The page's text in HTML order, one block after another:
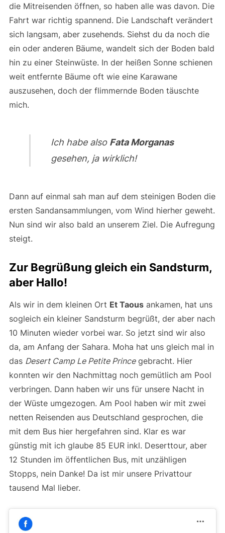
die Mitreisenden öffnen, so haben alle was davon. Die
Fahrt war richtig spannend. Die Landschaft verändert
sich langsam, aber zusehends. Siehst du da noch die
ein oder anderen Bäume, wandelt sich der Boden bald
hin zu einer Steinwüste. In der heißen Sonne schienen
weit entfernte Bäume oft wie eine Karawane
auszusehen, doch der flimmernde Boden täuschte
mich.
Ich habe also Fata Morganas
gesehen, ja wirklich!
Dann auf einmal sah man auf dem steinigen Boden die
ersten Sandansammlungen, vom Wind hierher geweht.
Nun sind wir also bald an unserem Ziel. Die Aufregung
steigt.
Zur Begrüßung gleich ein Sandsturm,
aber Hallo!
Als wir in dem kleinen Ort Et Taousankamen, hat uns
sogleich ein kleiner Sandsturm begrüßt, der aber nach
10 Minuten wieder vorbei war. So jetzt sind wir also
da, am Anfang der Sahara. Moha hat uns gleich mal in
das Desert Camp Le Petite Princegebracht. Hier
konnten wir den Nachmittag noch gemütlich am Pool
verbringen. Dann haben wir uns für unsere Nacht in
der Wüste umgezogen. Am Pool haben wir mit zwei
netten Reisenden aus Deutschland gesprochen, die
mit dem Bus hier hergefahren sind. Klar es war
günstig mit ich glaube 85 EUR inkl. Deserttour, aber
12 Stunden im öffentlichen Bus, mit unzähligen
Stopps, nein Danke! Da ist mir unsere Privattour
tausend Mal lieber.